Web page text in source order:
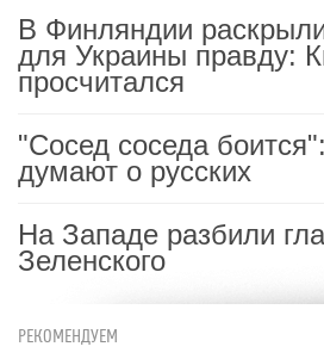
В Финляндии
для Украины правду:
просчитался
"Сосед соседа
думают о русских
На Западе разбили
Зеленского
РЕКОМЕНДУЕМ